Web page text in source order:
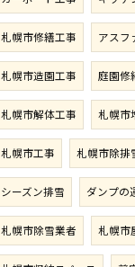
札幌市修繕工事 アスフ
札幌市造園工事 庭園修
札幌市解体工事 札幌市
札幌市工事 札幌市除排
シーズン排雪 ダンプの
札幌市除雪業者 札幌市